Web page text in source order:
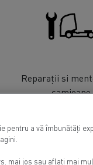
Reparații si
camioane
pentru a vă îmbunătăți
mai jos sau aflați mai